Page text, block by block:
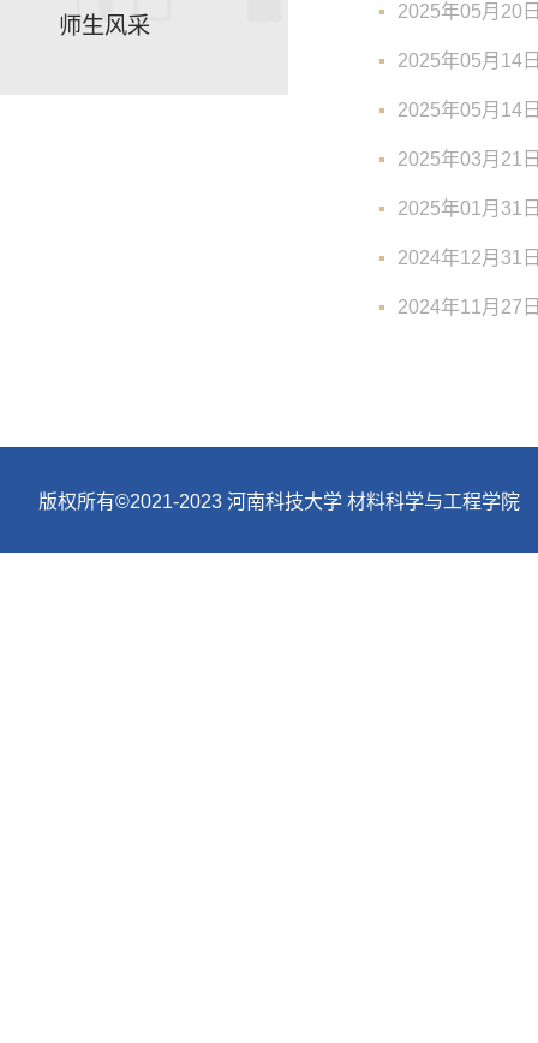
师生风采
2025年05月
2025年05月
2025年05月
2025年03月
2025年01月
2024年12月
2024年11月
版权所有©2021-2023 河南科技大学 材料科学与工程学院